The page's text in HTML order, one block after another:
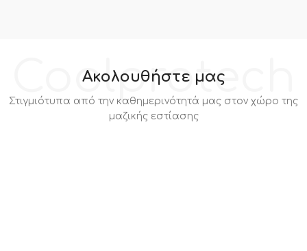
Coolprotech
Ακολουθήστε μας
Στιγμιότυπα από την καθημερινότητά μας στον χώρο της
μαζικής εστίασης